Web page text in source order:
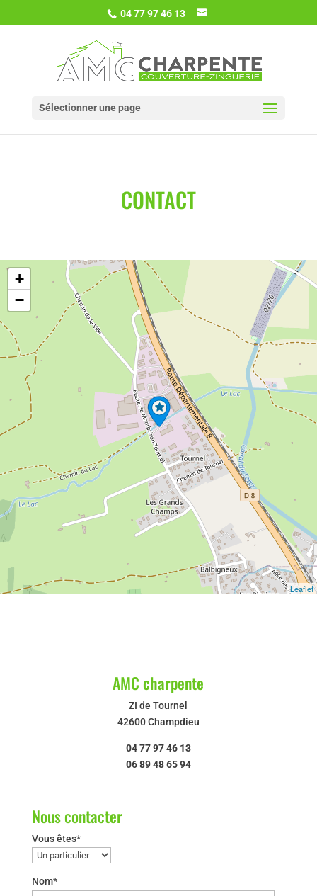
04 77 97 46 13
Sélectionner une page
CONTACT
+
−
Leaflet
AMC charpente
ZI de Tournel
42600 Champdieu
04 77 97 46 13
06 89 48 65 94
Nous contacter
Vous êtes*
Nom*